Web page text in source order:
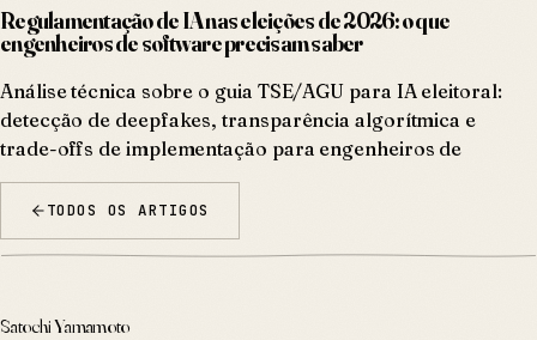
Regulamentação de IA nas eleições de 2026: o que
engenheiros de software precisam saber
Análise técnica sobre o guia TSE/AGU para IA eleitoral:
detecção de deepfakes, transparência algorítmica e
trade-offs de implementação para engenheiros de
TODOS OS ARTIGOS
Satochi Yamamoto